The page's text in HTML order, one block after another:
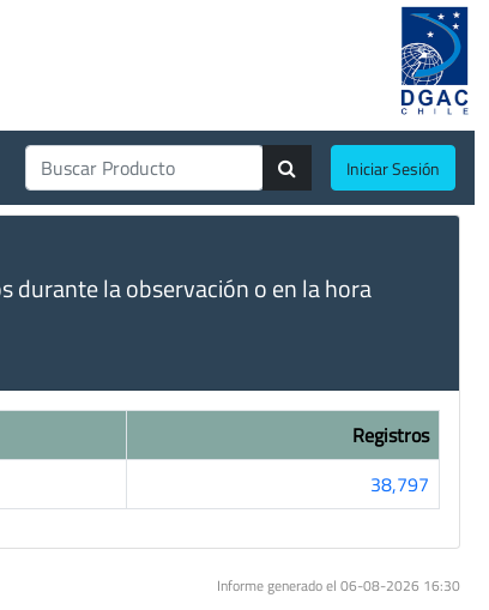
Iniciar Sesión
durante la observación o en la hora
Registros
38,797
Informe generado el 06-08-2026 16:30